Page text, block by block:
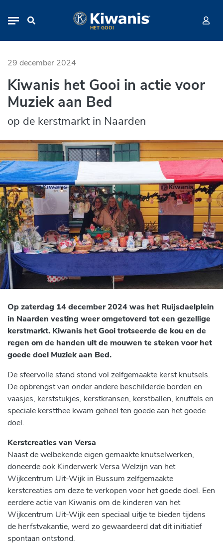
Kiwanis het Gooi in actie voor
HET GOOI
29 december 2024
Kiwanis het Gooi in actie voor
Muziek aan Bed
op de kerstmarkt in Naarden
Op zaterdag 14 december 2024 was het Ruijsdaelplein
in Naarden vesting weer omgetoverd tot een gezellige
kerstmarkt. Kiwanis het Gooi trotseerde de kou en de
regen om de handen uit de mouwen te steken voor het
goede doel Muziek aan Bed.
De sfeervolle stand stond vol zelfgemaakte kerst knutsels.
De opbrengst van onder andere beschilderde borden en
vaasjes, kerststukjes, kerstkransen, kerstballen, knuffels en
speciale kerstthee kwam geheel ten goede aan het goede
doel.
Kerstcreaties van Versa
Naast de welbekende eigen gemaakte knutselwerken,
doneerde ook Kinderwerk Versa Welzijn van het
Wijkcentrum Uit-Wijk in Bussum zelfgemaakte
kerstcreaties om deze te verkopen voor het goede doel. Een
eerdere actie van Kiwanis om de kinderen van het
Wijkcentrum Uit-Wijk een speciaal uitje te bieden tijdens
de herfstvakantie, werd zo gewaardeerd dat dit initiatief
spontaan ontstond.